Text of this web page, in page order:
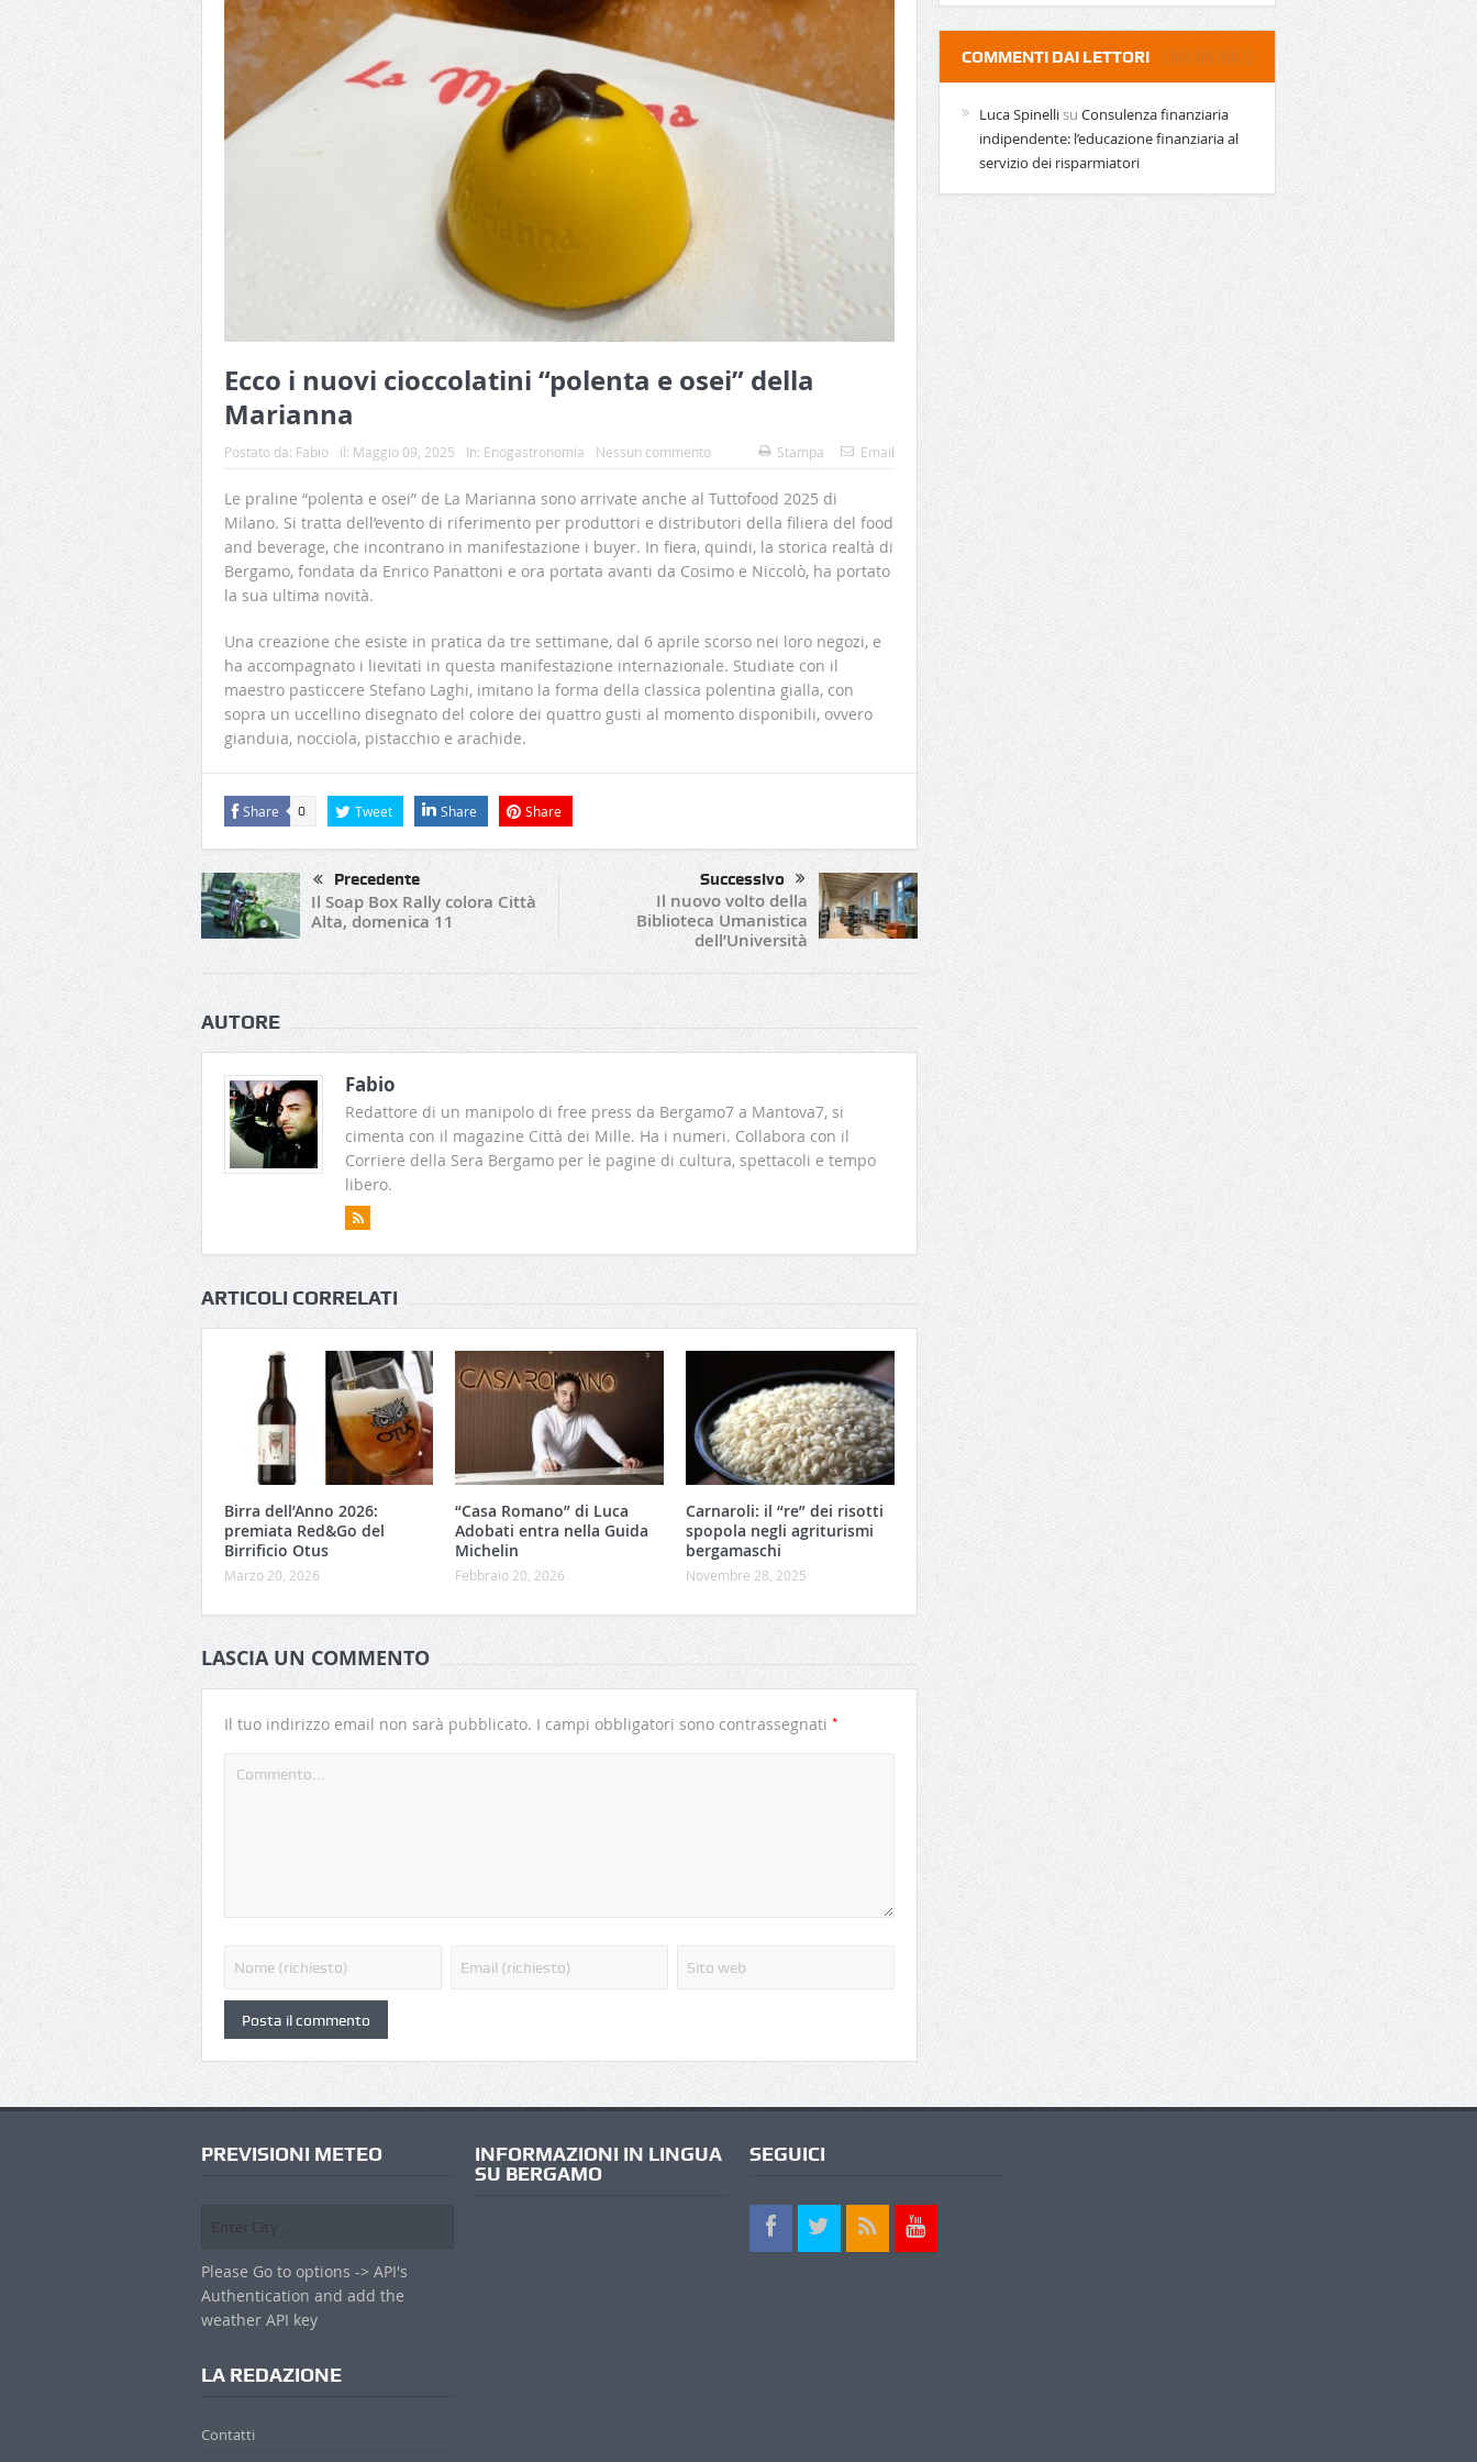
Ecco i nuovi cioccolatini “polenta e osei” della
Marianna
Postato da: Fabio il: Maggio 09, 2025 In: Enogastronomia Nessun commento Stampa Email
Le praline “polenta e osei” de La Marianna sono arrivate anche al Tuttofood 2025 di
Milano. Si tratta dell’evento di riferimento per produttori e distributori della filiera del food
and beverage, che incontrano in manifestazione i buyer. In fiera, quindi, la storica realtà di
Bergamo, fondata da Enrico Panattoni e ora portata avanti da Cosimo e Niccolò, ha portato
la sua ultima novità.
Una creazione che esiste in pratica da tre settimane, dal 6 aprile scorso nei loro negozi, e
ha accompagnato i lievitati in questa manifestazione internazionale. Studiate con il
maestro pasticcere Stefano Laghi, imitano la forma della classica polentina gialla, con
sopra un uccellino disegnato del colore dei quattro gusti al momento disponibili, ovvero
gianduia, nocciola, pistacchio e arachide.
Share 0 Tweet Share Share
Precedente
Il Soap Box Rally colora Città
Alta, domenica 11
Successivo
Il nuovo volto della
Biblioteca Umanistica
dell’Università
AUTORE
Fabio
Redattore di un manipolo di free press da Bergamo7 a Mantova7, si
cimenta con il magazine Città dei Mille. Ha i numeri. Collabora con il
Corriere della Sera Bergamo per le pagine di cultura, spettacoli e tempo
libero.
ARTICOLI CORRELATI
Birra dell’Anno 2026:
premiata Red&Go del
Birrificio Otus
Marzo 20, 2026
“Casa Romano” di Luca
Adobati entra nella Guida
Michelin
Febbraio 20, 2026
Carnaroli: il “re” dei risotti
spopola negli agriturismi
bergamaschi
Novembre 28, 2025
LASCIA UN COMMENTO
Il tuo indirizzo email non sarà pubblicato. I campi obbligatori sono contrassegnati *
COMMENTI DAI LETTORI
Luca Spinellisu Consulenza finanziaria
indipendente: l’educazione finanziaria al
servizio dei risparmiatori
PREVISIONI METEO
Please Go to options -> API's
Authentication and add the
weather API key
LA REDAZIONE
Contatti
INFORMAZIONI IN LINGUA
SU BERGAMO
SEGUICI